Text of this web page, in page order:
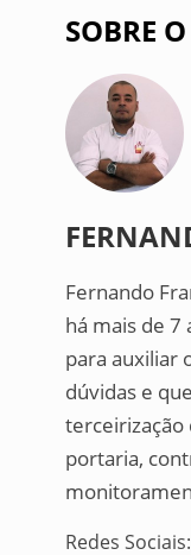
SOBRE
Fernando
há mais de 7
para auxiliar
dúvidas e
terceirização
portaria,
Redes Sociais: